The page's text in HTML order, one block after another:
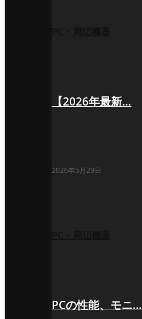
【2026年最新…
2026年5月29日
PCの性能、モニ…